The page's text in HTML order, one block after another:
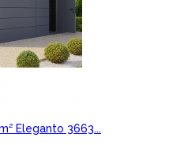
Eleganto 3663...